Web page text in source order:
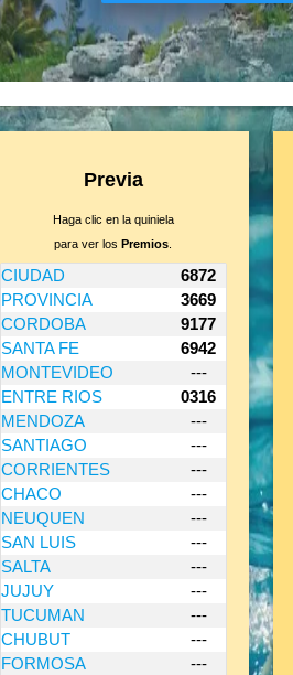
Previa
Haga clic en la quiniela
para ver losPremios
CIUDAD
6872
PROVINCIA
3669
CORDOBA
9177
SANTA FE
6942
MONTEVIDEO
---
ENTRE RIOS
0316
MENDOZA
---
SANTIAGO
---
CORRIENTES
---
CHACO
---
NEUQUEN
---
SAN LUIS
---
SALTA
---
JUJUY
---
TUCUMAN
---
CHUBUT
---
FORMOSA
---